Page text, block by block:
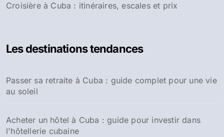
Croisière à Cuba : itinéraires, escales et prix
Les destinations tendances
Passer sa retraite à Cuba : guide complet pour une vie
au soleil
Acheter un hôtel à Cuba : guide pour investir dans
l'hôtellerie cubaine